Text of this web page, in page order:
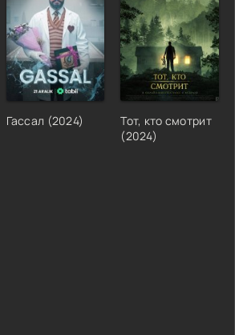
Гассал (2024)
Тот, кто смотрит
(2024)